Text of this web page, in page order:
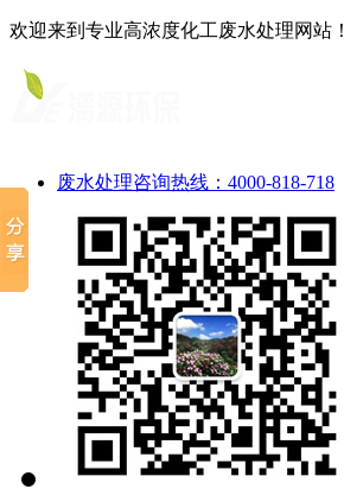
欢迎来到专业高浓度化工废水处理网站！
废水处理咨询热线：4000-818-718